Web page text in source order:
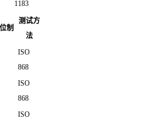
1183
制
测试方
法
ISO
868
ISO
868
ISO